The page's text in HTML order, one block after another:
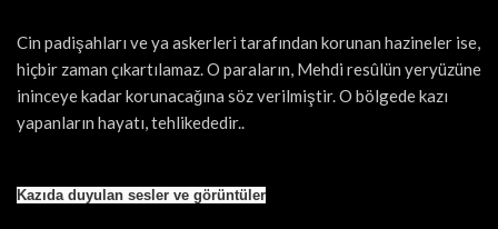
Cin padişahları ve ya askerleri tarafından korunan hazineler ise,
hiçbir zaman çıkartılamaz. O paraların, Mehdi resûlün yeryüzüne
ininceye kadar korunacağına söz verilmiştir. O bölgede kazı
yapanların hayatı, tehlikededir..
Kazıda duyulan sesler ve görüntüler